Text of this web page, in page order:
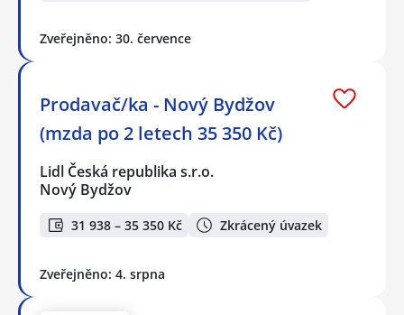
Zveřejněno: 30. července
Prodavač/ka - Nový Bydžov
(mzda po 2 letech 35 350 Kč)
Lidl Česká republika s.r.o.
Nový Bydžov
31 938 – 35 350 Kč Zkrácený úvazek
Zveřejněno: 4. srpna